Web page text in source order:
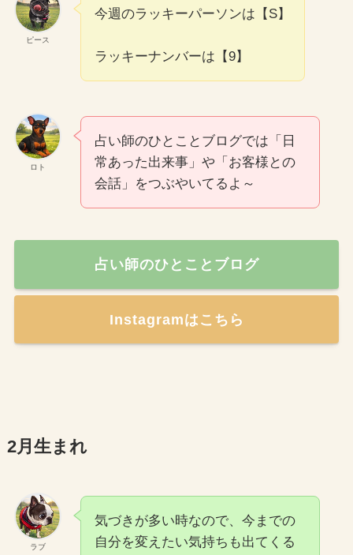
ピース
今週のラッキーパーソンは【S】
ラッキーナンバーは【9】
ロト
占い師のひとことブログでは「日
常あった出来事」や「お客様との
会話」をつぶやいてるよ～
占い師のひとことブログ
Instagramはこちら
2月生まれ
ラブ
気づきが多い時なので、今までの
自分を変えたい気持ちも出てくる